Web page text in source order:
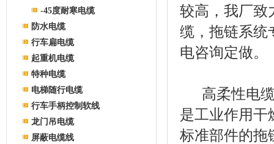
-45度耐寒电缆
防水电缆
行车扁电缆
起重机电缆
特种电缆
电梯随行电缆
行车手柄控制软线
龙门吊电缆
屏蔽电缆线
较高，我厂致
缆，拖链系统
电咨询定做。
高柔性电缆
是工业作用干
标准部件的拖